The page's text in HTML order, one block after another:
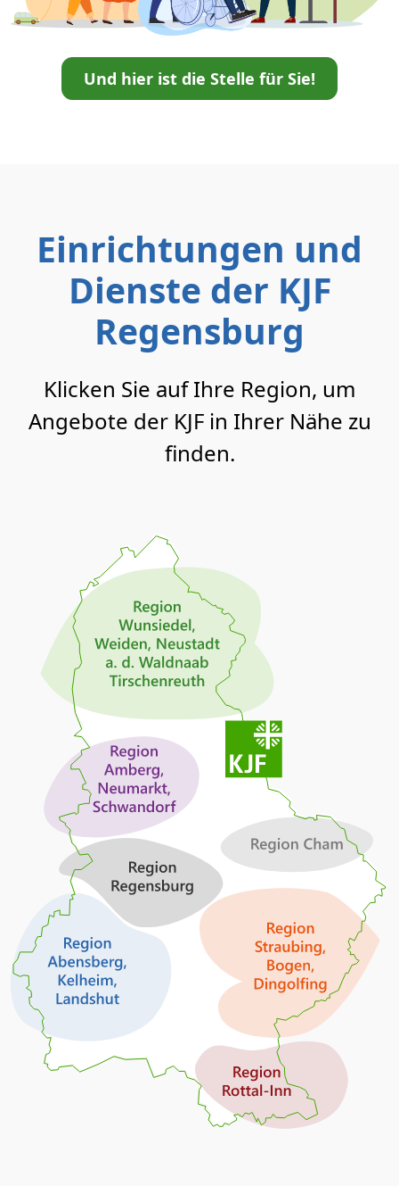
Und hier ist die Stelle für Sie!
Einrichtungen und
Dienste der KJF
Regensburg
Klicken Sie auf Ihre Region, um
Angebote der KJF in Ihrer Nähe zu
finden.